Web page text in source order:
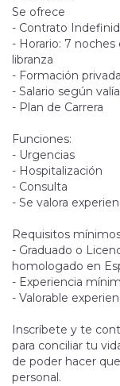
Se ofrece
- Contrato
- Horario: 7 noches
libranza
- Formación
- Salario según
- Plan de Carrera
Funciones:
- Urgencias
- Hospitalización
- Consulta
- Se valora
Requisitos
- Graduado o
homologado en
- Experiencia
- Valorable
Inscríbete y te
para conciliar tu
de poder hacer
personal.